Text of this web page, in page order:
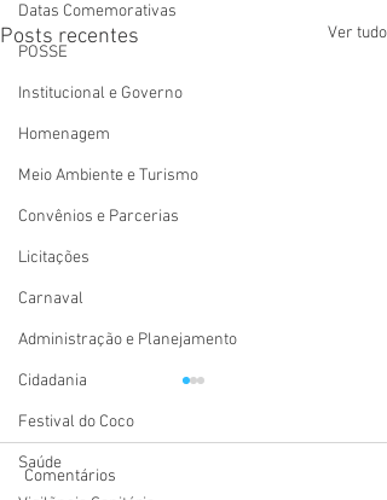
Datas Comemorativas
POSSE
Institucional e Governo
Homenagem
Meio Ambiente e Turismo
Convênios e Parcerias
Licitações
Carnaval
Administração e Planejamento
Cidadania
Festival do Coco
Saúde
Posts recentes Ver tudo
Comentários